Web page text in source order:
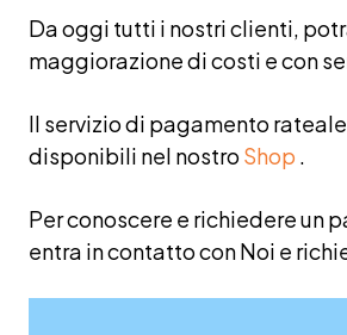
Da oggi tutti i nostri clienti,
maggiorazione di costi e con
Il servizio di pagamento
disponibili nel nostro Shop .
Per conoscere e richiedere un
entra in contatto con Noi e